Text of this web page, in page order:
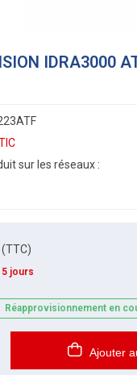
IDRA3000
(TTC)
5 jours
Réapprovisionnement en
Ajouter